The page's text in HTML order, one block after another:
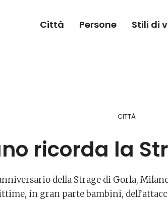
Città Persone Stili di
CITTÀ
ricorda la
della Strage di Gorla,
in gran parte bambini,